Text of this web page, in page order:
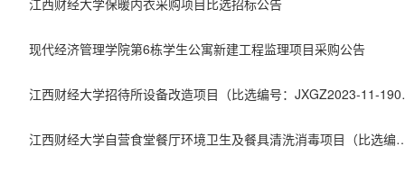
江西财经大学保暖内衣采购项目比选招标公告
现代经济管理学院第6栋学生公寓新建工程监理项目采购公告
江西财经大
江西财经大学自营食堂餐厅环境卫生及餐具清洗消